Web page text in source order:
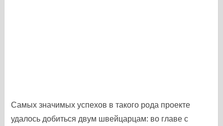
Самых значимых успехов в такого рода проекте
удалось добиться двум швейцарцам: во главе с